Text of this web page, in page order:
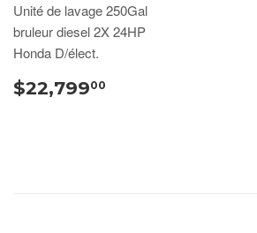
Unité de lavage 250Gal
bruleur diesel 2X 24HP
Honda D/élect.
$22,79900